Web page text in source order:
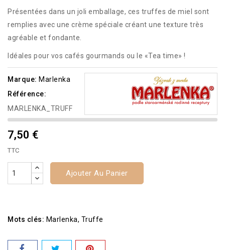
Présentées dans un joli emballage, ces truffes de miel sont
remplies avec une crème spéciale créant une texture très
agréable et fondante.
Idéales pour vos cafés gourmands ou le «Tea time» !
Marque: Marlenka
Référence:
MARLENKA_TRUFF
7,50 €
TTC
Ajouter Au Panier
Mots clés: Marlenka Truffe